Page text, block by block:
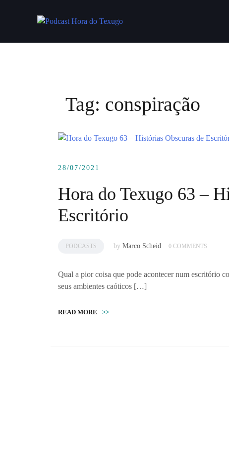
Tag: conspiração
28/07/2021
Hora do Texugo 63 –
Escritório
PODCASTS by Marco Scheid 0 COMMENTS
Qual a pior coisa que pode acontecer num escritório
seus ambientes caóticos […]
READ MORE >>